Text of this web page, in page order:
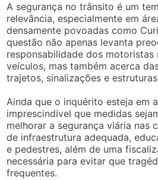
A segurança no trânsito é um
relevância, especialmente em
densamente povoadas como
questão não apenas levanta
responsabilidade dos motoristas
veículos, mas também acerca
trajetos, sinalizações e
Ainda que o inquérito esteja em
imprescindível que medidas
melhorar a segurança viária nas
de infraestrutura adequada,
e pedestres, além de uma
necessária para evitar que
frequentes.